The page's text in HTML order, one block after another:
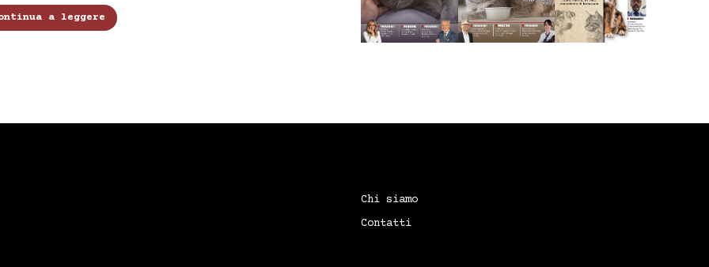
a leggere
Chi siamo
Contatti